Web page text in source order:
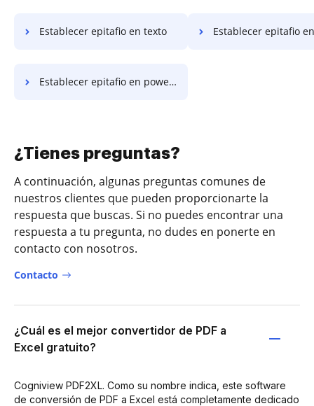
Establecer epitafio en texto Establecer epitafio
Establecer epitafio en powerpoint
¿Tienes preguntas?
A continuación, algunas preguntas comunes de
nuestros clientes que pueden proporcionarte la
respuesta que buscas. Si no puedes encontrar una
respuesta a tu pregunta, no dudes en ponerte en
contacto con nosotros.
Contacto
¿Cuál es el mejor convertidor de PDF a
Excel gratuito?
Cogniview PDF2XL. Como su nombre indica, este software
de conversión de PDF a Excel está completamente dedicado